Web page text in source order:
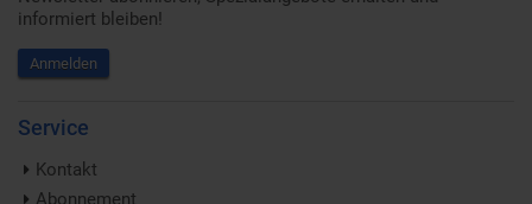
informiert bleiben!
Anmelden
Service
Kontakt
Abonnement